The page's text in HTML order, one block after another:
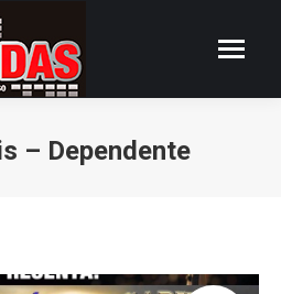
– Dependente